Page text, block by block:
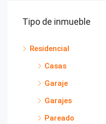
Tipo de inmueble
Residencial
Casas
Garaje
Garajes
Pareado